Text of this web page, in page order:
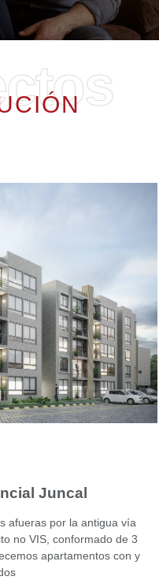
Juncal
afueras por la antigua vía
no VIS, conformado de 3
apartamentos con y